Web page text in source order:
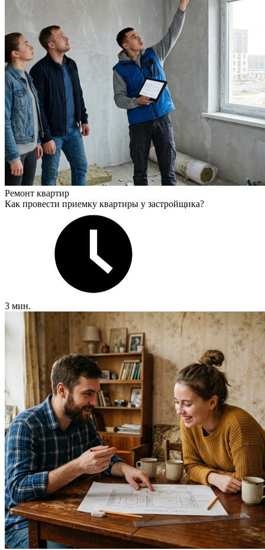
Ремонт квартир
Как провести приемку квартиры у застройщика?
3 мин.